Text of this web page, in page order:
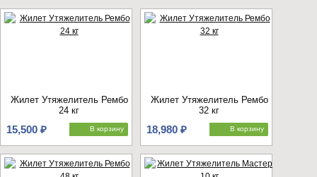
Жилет Утяжелитель Рембо
24 кг
15,500 ₽ В корзину
Жилет Утяжелитель Рембо
32 кг
18,980 ₽ В корзину